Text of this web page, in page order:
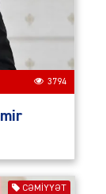
3794
CƏMIYYƏT